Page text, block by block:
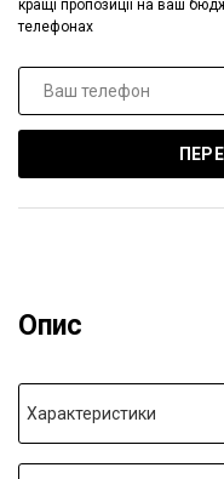
кращі пропозиції на ваш
телефонах
Опис
Характеристики